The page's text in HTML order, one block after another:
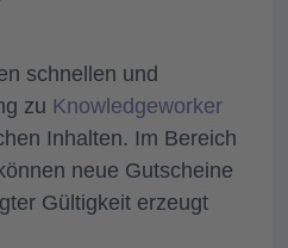
schnellen und
zu Knowledgeworker
Inhalten. Im Bereich
neue Gutscheine
Gültigkeit erzeugt